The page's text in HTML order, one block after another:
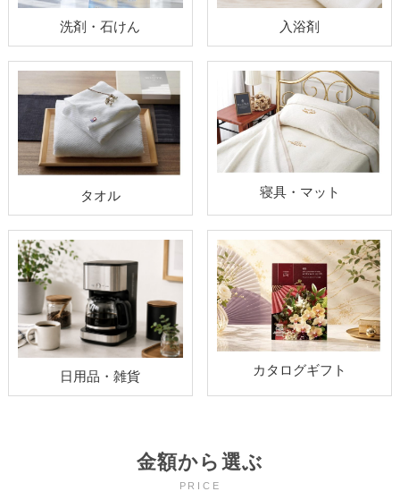
洗剤・石けん 入浴剤
タオル 寝具・マット
日用品・雑貨 カタログギフト
金額から選ぶ
PRICE